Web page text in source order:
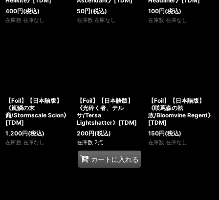
400円(税込)
在庫数 在庫なし
50円(税込)
在庫数 在庫なし
100円(税込)
在庫数 在庫なし
【Foil】【日本語版】
《嵐鱗の末
裔/Stormscale Scion》
[TDM]
1,200円(税込)
在庫数 在庫なし
【Foil】【日本語版】
《光砕く者、テル
サ/Tersa
Lightshatter》[TDM]
200円(税込)
在庫数 2点
カートに入れる
【Foil】【日本語版】
《咲蔦森の執
政/Bloomvine Regent》
[TDM]
150円(税込)
在庫数 在庫なし